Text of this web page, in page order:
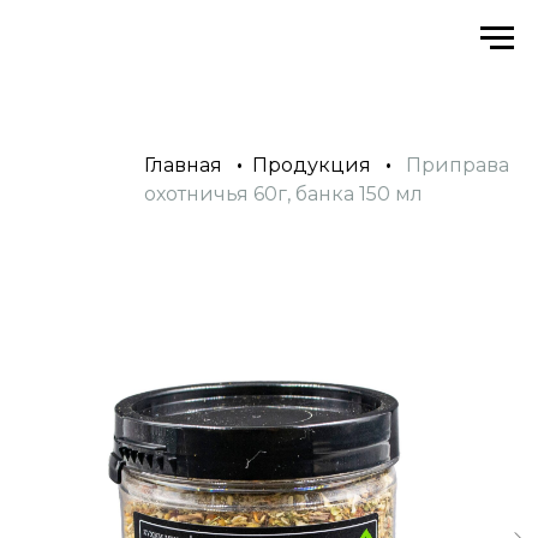
Главная • Продукция •
Приправа
охотничья 60г, банка 150 мл